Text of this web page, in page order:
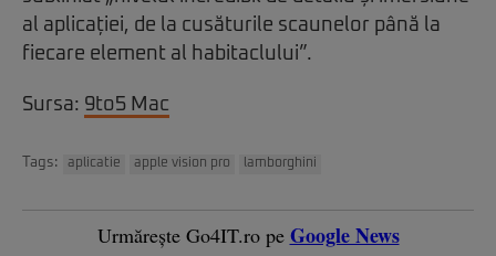
al aplicației, de la cusăturile scaunelor până la
fiecare element al habitaclului”.
Sursa: 9to5 Mac
Tags: aplicatie apple vision pro lamborghini
Urmărește Go4IT.ro pe Google News